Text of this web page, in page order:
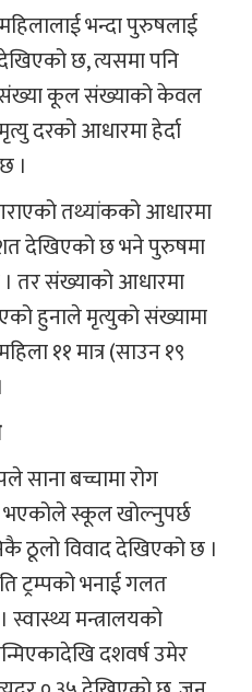
भन्दा पुरुषलाई
छ, त्यसमा पनि
संख्या कूल संख्याको केवल
दरको आधारमा हेर्दा
।
तथ्यांकको आधारमा
देखिएको छ भने पुरुषमा
। तर संख्याको आधारमा
हुनाले मृत्युको संख्यामा
११ मात्र (साउन १९
साना बच्चामा रोग
भएकोले स्कूल खोल्नुपर्छ
ठूलो विवाद देखिएको छ ।
ट्रम्पको भनाई गलत
मन्त्रालयको
दशवर्ष उमेर